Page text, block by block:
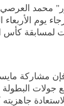
محمد
يوم
كأس
مشاركة
جولات البطولة
جاهزيته